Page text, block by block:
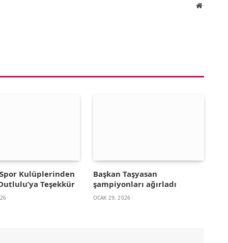
Website
Kulüplerinden
Teşekkür
Başkan Taşyasan
şampiyonları ağırladı
OCAK 29, 2026